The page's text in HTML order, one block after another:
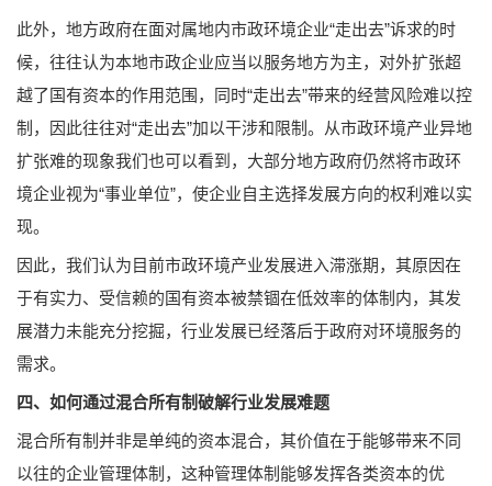
此外，地方政府在面对属地内市政环境企业“走出去”诉求的时
候，往往认为本地市政企业应当以服务地方为主，对外扩张超
越了国有资本的作用范围，同时“走出去”带来的经营风险难以控
制，因此往往对“走出去”加以干涉和限制。从市政环境产业异地
扩张难的现象我们也可以看到，大部分地方政府仍然将市政环
境企业视为“事业单位”，使企业自主选择发展方向的权利难以实
现。
因此，我们认为目前市政环境产业发展进入滞涨期，其原因在
于有实力、受信赖的国有资本被禁锢在低效率的体制内，其发
展潜力未能充分挖掘，行业发展已经落后于政府对环境服务的
需求。
四、如何通过混合所有制破解行业发展难题
混合所有制并非是单纯的资本混合，其价值在于能够带来不同
以往的企业管理体制，这种管理体制能够发挥各类资本的优